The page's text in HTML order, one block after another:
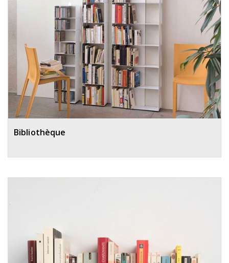
Bibliothèque